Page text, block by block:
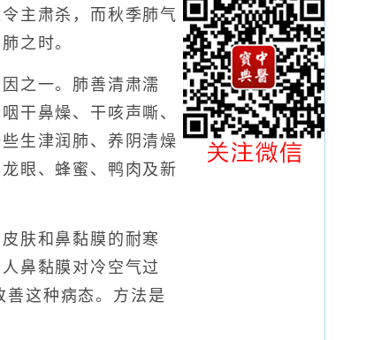
主肃杀，而秋季肺气
之时。
之一。肺善清肃濡
干鼻燥、干咳声嘶、
生津润肺、养阴清燥
眼、蜂蜜、鸭肉及新
肤和鼻黏膜的耐寒
鼻黏膜对冷空气过
这种病态。方法是